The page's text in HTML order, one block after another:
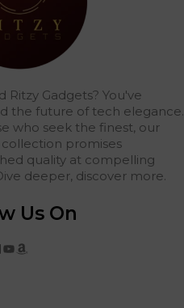
Ritzy Gadgets? You've
the future of tech elegance.
who seek the finest, our
promises
quality at compelling
deeper, discover more.
Us On
YouTube Amazon